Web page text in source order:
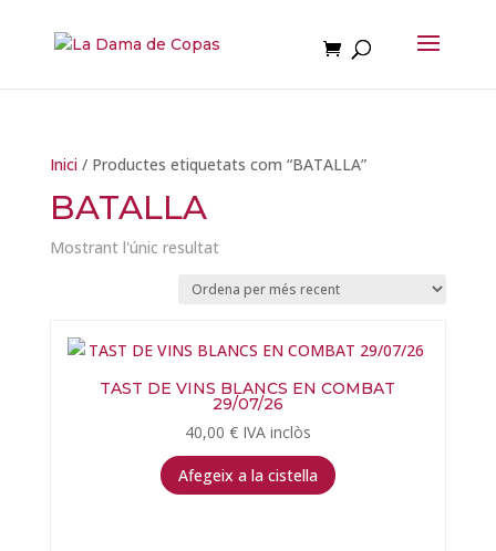
Inici/ Productes etiquetats com “BATALLA”
BATALLA
Mostrant l'únic resultat
TAST DE VINS BLANCS EN COMBAT
29/07/26
40,00 € IVA inclòs
Afegeix a la cistella